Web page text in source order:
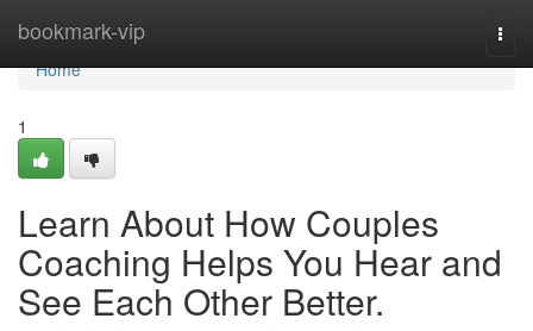
bookmark-vip
Home
Home
1
Learn About How Couples
Coaching Helps You Hear and
See Each Other Better.